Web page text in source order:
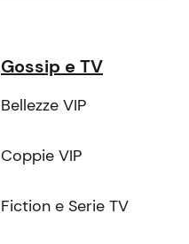
Gossip e TV
Bellezze VIP
Coppie VIP
Fiction e Serie TV